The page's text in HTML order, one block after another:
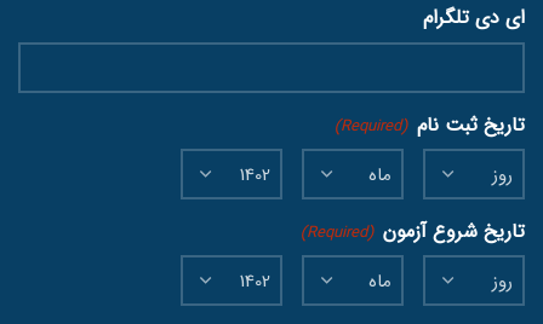
ای دی تلگرام
تاریخ ثبت نام (Required)
تاریخ شروع آزمون (Required)